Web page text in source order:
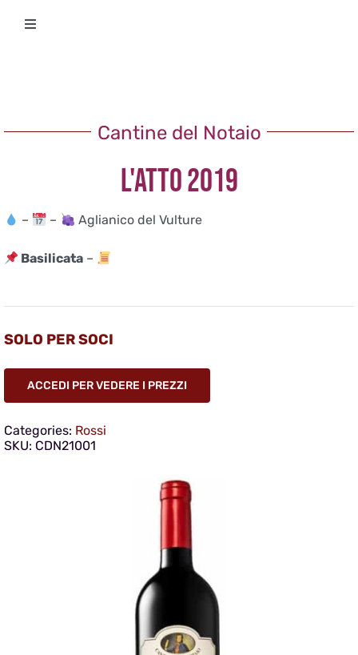
Toggle
Regala un’esperienza
Cantine del Notaio
L'ATTO 2019
– – Aglianico del Vulture
Basilicata –
SOLO PER SOCI
ACCEDI PER VEDERE I PREZZI
Categories: Rossi
SKU: CDN21001